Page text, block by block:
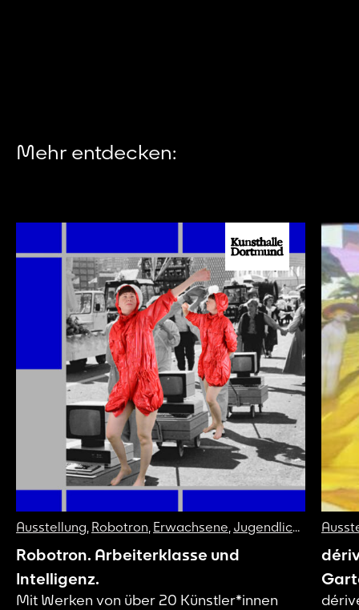
Mehr entdecken:
Ausstellung, Robotron, Erwachsene, Jugendliche
Robotron. Arbeiterklasse und
Intelligenz.
Mit Werken von über 20 Künstler*innen